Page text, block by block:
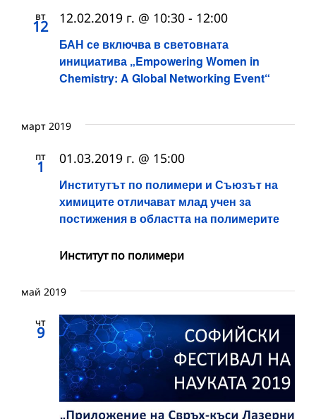
вт
12
БАН се включва в световната
инициатива „Empowering Women in
Chemistry: A Global Networking Event“
12.02.2019 г. @ 10:30 - 12:00
март 2019
пт
1
Институтът по полимери и Съюзът на
химиците отличават млад учен за
постижения в областта на полимерите
01.03.2019 г. @ 15:00
Институт по полимери
май 2019
чт
9